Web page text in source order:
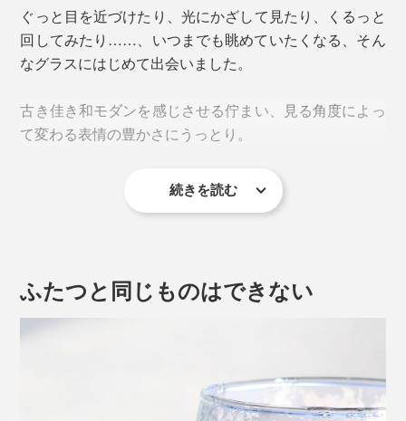
ぐっと目を近づけたり、光にかざして見たり、くるっと
回してみたり……、いつまでも眺めていたくなる、そん
なグラスにはじめて出会いました。
古き佳き和モダンを感じさせる佇まい、見る角度によっ
て変わる表情の豊かさにうっとり。
飲みものを入れれば、また違う美しさ。アルコールはも
続きを読む
ふたつと同じものはできない